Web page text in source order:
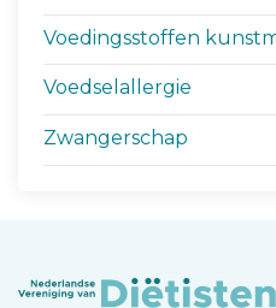
Voedingsstoffen
Voedselallergie
Zwangerschap